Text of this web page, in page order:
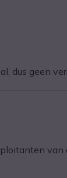
dus geen
van